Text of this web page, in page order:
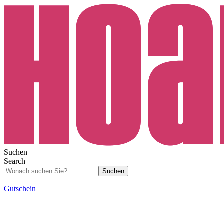
Suchen
Search
Suchen
Gutschein